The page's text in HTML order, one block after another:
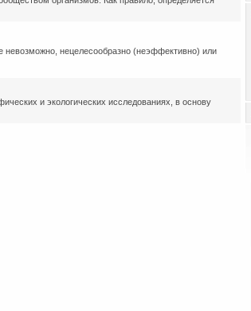
невозможно, нецелесообразно (неэффективно) или
и экологических исследованиях, в основу